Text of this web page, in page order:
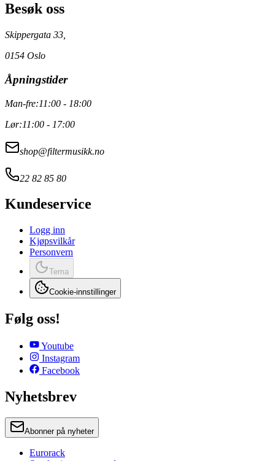
Besøk oss
Skippergata 33,
0154 Oslo
Åpningstider
Man-fre:11:00 - 18:00
Lør:11:00 - 17:00
shop@filtermusikk.no
22 82 85 80
Kundeservice
Logg inn
Kjøpsvilkår
Personvern
Tema
Cookie-innstillinger
Følg oss!
Youtube
Instagram
Facebook
Nyhetsbrev
Abonner på nyheter
Eurorack